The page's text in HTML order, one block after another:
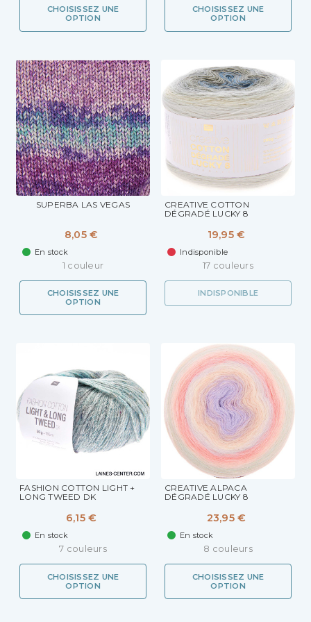
CHOISISSEZ UNE
OPTION
CHOISISSEZ UNE
OPTION
SUPERBA LAS VEGAS
8,05 €
En stock
1 couleur
CHOISISSEZ UNE
OPTION
CREATIVE COTTON
DÉGRADÉ LUCKY 8
19,95 €
Indisponible
17 couleurs
INDISPONIBLE
FASHION COTTON LIGHT +
LONG TWEED DK
6,15 €
En stock
7 couleurs
CHOISISSEZ UNE
OPTION
CREATIVE ALPACA
DÉGRADÉ LUCKY 8
23,95 €
En stock
8 couleurs
CHOISISSEZ UNE
OPTION